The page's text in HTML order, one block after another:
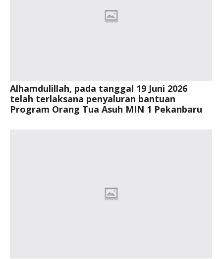
Alhamdulillah, pada tanggal 19 Juni 2026
telah terlaksana penyaluran bantuan
Program Orang Tua Asuh MIN 1 Pekanbaru